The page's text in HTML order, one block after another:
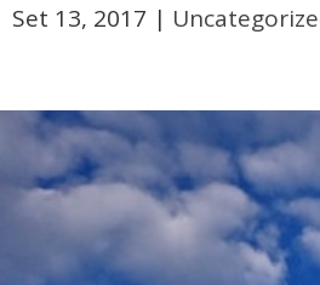
Set 13, 2017 |